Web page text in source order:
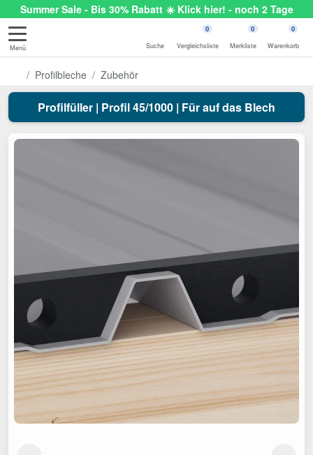
Summer Sale - Bis 30% Rabatt ☀️ Klick hier! - noch 2 Tage
Menü Suche
0
Vergleichsliste
0
Merkliste
0
Warenkorb
Profilbleche Zubehör
Profilfüller | Profil 45/1000 | Für auf das Blech